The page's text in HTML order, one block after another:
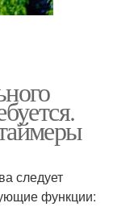
следует
функции: